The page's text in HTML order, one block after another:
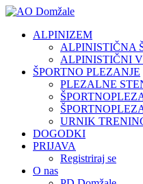
ALPINIZEM
ALPINISTIČNA
ALPINISTIČNI
ŠPORTNO PLEZANJE
PLEZALNE
URNIK
DOGODKI
PRIJAVA
Registriraj se
O nas